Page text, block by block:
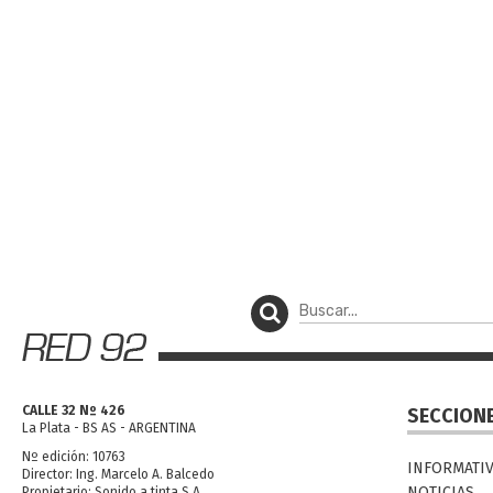
CALLE 32 Nº 426
La Plata - BS AS - ARGENTINA
Nº edición: 10763
Director: Ing. Marcelo A. Balcedo